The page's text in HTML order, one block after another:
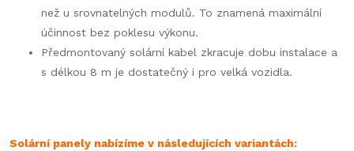
než u srovnatelných modulů. To znamená maximální
účinnost bez poklesu výkonu.
Předmontovaný solární kabel zkracuje dobu instalace a
s délkou 8 m je dostatečný i pro velká vozidla.
Solární panely nabízíme v následujících variantách: